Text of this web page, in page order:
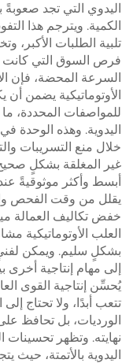
اليدوي التي تجد
الكمية. ويترجم هذا
تلبية الطلبات الأكبر،
فرص السوق التي كانت
السرعة المحضة، فإن
الأوتوماتيكية يضمن
للمواصفات المحددة، ما
اليدوية. وهذه الوحدة
خلال منع التسريبات
غير المغلقة بشكلٍ
أبسط وأكثر موثوقيةً
يقلل من وقت الفحص
خفض تكاليف العمالة
العلب الأوتوماتيكية
بشكلٍ سليم. ويمكن
إلى مهام إنتاجية
يُحسِّن إنتاجية القوى
تتعب أبدًا، ولا تحتاج
الورديات، بل تحافظ
نهايته. وتظهر تحسينات
اليدوية بالأتمتة، حيث